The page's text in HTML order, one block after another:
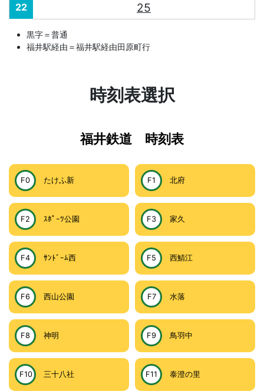
22 25
黒字＝普通
福井駅経由＝福井駅経由田原町行
時刻表選択
福井鉄道 時刻表
F0 たけふ新 F1 北府
F2 ｽﾎﾟｰﾂ公園 F3 家久
F4 ｻﾝﾄﾞｰﾑ西 F5 西鯖江
F6 西山公園 F7 水落
F8 神明 F9 鳥羽中
F10 三十八社 F11 泰澄の里